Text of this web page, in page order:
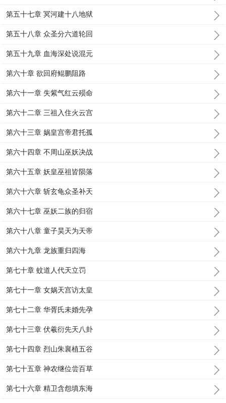
第五十七章 冥河建十八地狱
第五十八章 众圣分六道轮回
第五十九章 血海深处说混元
第六十章 欲回府鲲鹏阻路
第六十一章 失紫气红云殒命
第六十二章 三祖入住火云宫
第六十三章 娲皇宫帝君托孤
第六十四章 不周山巫妖决战
第六十五章 妖皇巫祖皆陨落
第六十六章 斩玄龟众圣补天
第六十七章 巫妖二族的归宿
第六十八章 童子昊天为天帝
第六十九章 龙族重归四海
第七十章 蚊道人代天立罚
第七十一章 女娲天宫访太皇
第七十二章 华胥氏未婚先孕
第七十三章 伏羲衍先天八卦
第七十四章 烈山朱襄植五谷
第七十五章 神农继位尝百草
第七十六章 精卫含怨填东海